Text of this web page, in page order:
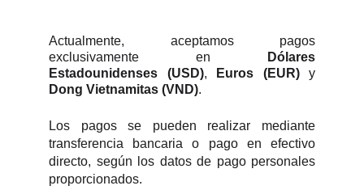
Actualmente, aceptamos pagos
exclusivamente en
Dólares
Estadounidenses (USD), Euros (EUR)y
Dong Vietnamitas (VND).
Los pagos se pueden realizar mediante
transferencia bancaria o pago en efectivo
directo, según los datos de pago personales
proporcionados.